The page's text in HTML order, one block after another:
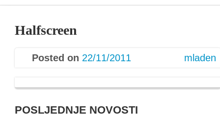
Halfscreen
Posted on 22/11/2011 mladen
POSLJEDNJE NOVOSTI